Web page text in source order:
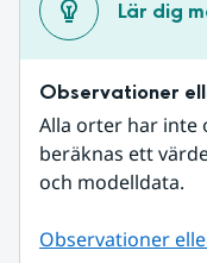
Lär dig
Observationer
Alla orter har inte
beräknas ett
och modelldata.
Observationer